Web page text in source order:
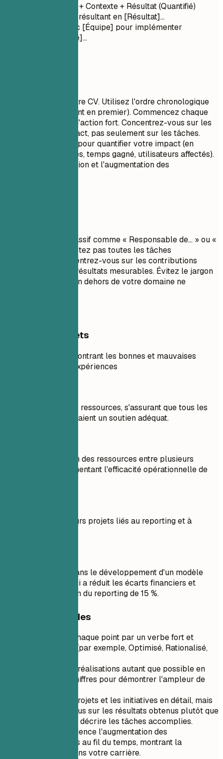
Verbe d'action + Contexte + Résultat (Quantifié)
Dirigé [Projet] résultant en [Résultat]...
Collaboré avec [Équipe] pour implémenter
[Fonctionnalité]...
C'est le cœur de votre CV. Utilisez l'ordre chronologique
inversé (le plus récent en premier). Commencez chaque
puce par un verbe d'action fort. Concentrez-vous sur les
réalisations et l'impact, pas seulement sur les tâches.
Utilisez des chiffres pour quantifier votre impact (en
dollars, pourcentages, temps gagné, utilisateurs affectés).
Montrez la progression et l'augmentation des
Évitez le langage passif comme « Responsable de... » ou «
Chargé de.... ». Ne listez pas toutes les tâches
quotidiennes ; concentrez-vous sur les contributions
significatives et les résultats mesurables. Évitez le jargon
que les recruteurs en dehors de votre domaine ne
Exemples concrets
Exemple pratique montrant les bonnes et mauvaises
pratiques pour les expériences
Géré l'allocation des ressources, s'assurant que tous les
départements recevaient un soutien adéquat.
Optimisé l'allocation des ressources entre plusieurs
départements, augmentant l'efficacité opérationnelle de
Travaillé sur plusieurs projets liés au reporting et à
Dirigé une équipe dans le développement d'un modèle
d'analyse avancé qui a réduit les écarts financiers et
amélioré la précision du reporting de 15 %.
Conseils rapides
Commencez chaque point par un verbe fort et
orienté action (par exemple, Optimisé, Rationalisé,
Quantifiez vos réalisations autant que possible en
utilisant des chiffres pour démontrer l'ampleur de
Décrivez les projets et les initiatives en détail, mais
concentrez-vous sur les résultats obtenus plutôt que
de simplement décrire les tâches accomplies.
Mettez en évidence l'augmentation des
responsabilités au fil du temps, montrant la
progression dans votre carrière.